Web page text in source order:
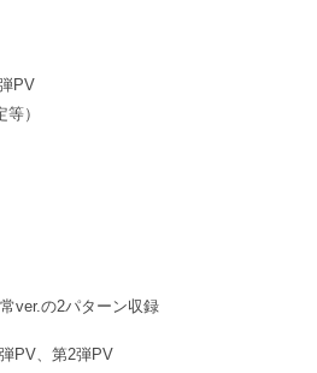
PV
）
ver.の2パターン収録
PV、第2弾PV